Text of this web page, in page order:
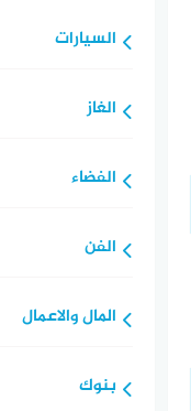
السيارات
الغاز
الفضاء
الفن
المال والاعمال
بنوك